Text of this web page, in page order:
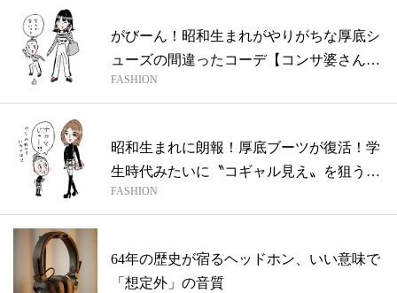
がびーん！昭和生まれがやりがちな厚底シ
ューズの間違ったコーデ【コンサ婆さんの
脱ギ...
FASHION
昭和生まれに朗報！厚底ブーツが復活！学
生時代みたいに〝コギャル見え〟を狙うの
は正...
FASHION
64年の歴史が宿るヘッドホン、いい意味で
「想定外」の音質